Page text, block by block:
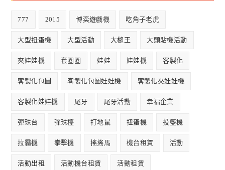
777 2015 博奕遊戲機 吃角子老虎
大型扭蛋機 大型活動 大槌王 大頭貼機活動
夾娃娃機 套圈圈 娃娃 娃娃機 客製化
客製化包圖 客製化包圖娃娃機 客製化夾娃娃機
客製化娃娃機 尾牙 尾牙活動 幸福企業
彈珠台 彈珠檯 打地鼠 扭蛋機 投籃機
拉霸機 拳擊機 搖搖馬 機台租賃 活動
活動出租 活動機台租賃 活動租賃